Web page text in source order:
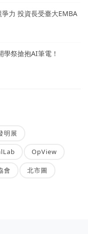
力 投資長受臺大EMBA
學祭搶抱AI筆電！
明展
OpView
會 北市圖